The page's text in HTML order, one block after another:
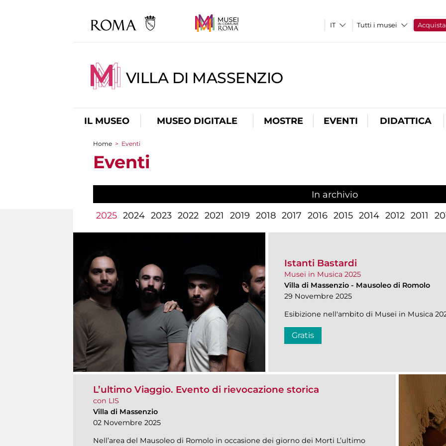
Tutti i musei Acquista
VILLA DI MASSENZIO
IL MUSEO MUSEO DIGITALE MOSTRE EVENTI DIDATTICA
Tu sei qui
Home > Eventi
Eventi
In archivio
2025 2024 2023 2022 2021 2019 2018 2017 2016 2015 2014 2012 2011
Istanti Bastardi
Musei in Musica 2025
Villa di Massenzio - Mausoleo di Romolo
29 Novembre 2025
Esibizione nell'ambito di Musei in Musica
Gratis
L’ultimo Viaggio. Evento di rievocazione storica
con LIS
Villa di Massenzio
02 Novembre 2025
Nell’area del Mausoleo di Romolo in occasione dei giorno dei Morti L’ultimo